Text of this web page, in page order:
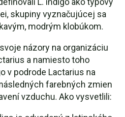
skupiny vyznačujúcej sa
modrým klobúkom.
názory na organizáciu
a namiesto toho
v podrode Lactarius na
farebných zmien
vzduchu. Ako vysvetlili: